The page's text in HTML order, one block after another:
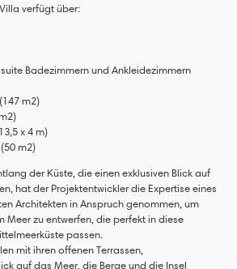
verfügt über:
Badezimmern und Ankleidezimmern
m2)
x 4 m)
m2)
der Küste, die einen exklusiven Blick auf
hat der Projektentwickler die Expertise eines
Architekten in Anspruch genommen, um
Meer zu entwerfen, die perfekt in diese
passen.
mit ihren offenen Terrassen,
auf das Meer, die Berge und die Insel